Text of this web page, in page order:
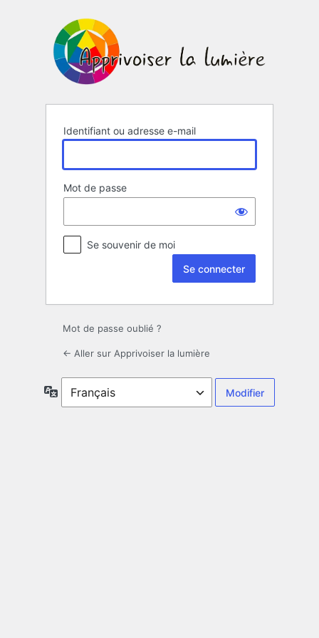
connecter
Identifiant ou adresse e-mail
Mot de passe
Se souvenir de moi
Mot de passe oublié ?
← Aller sur Apprivoiser la lumière
Langue